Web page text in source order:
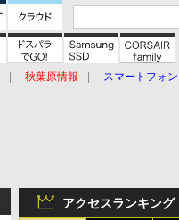
秋葉原情報
スマートフォン
アクセスランキング